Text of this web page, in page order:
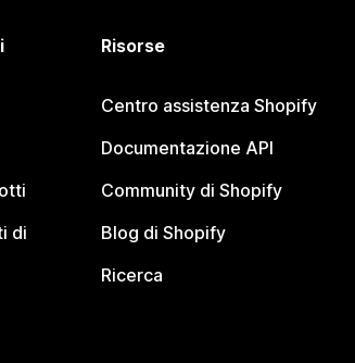
di
Risorse
Centro assistenza Shopify
Documentazione API
Community di Shopify
Blog di Shopify
Ricerca